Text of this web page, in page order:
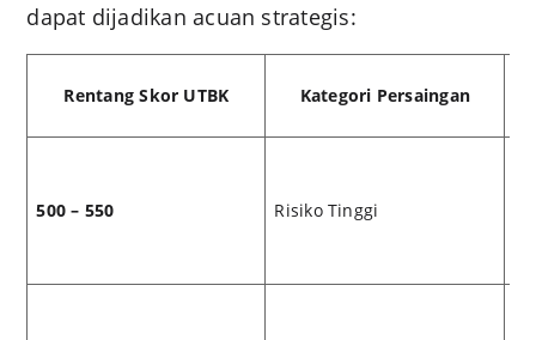
dapat dijadikan acuan strategis:
Rentang Skor UTBK Kategori Persaingan
500 – 550 Risiko Tinggi